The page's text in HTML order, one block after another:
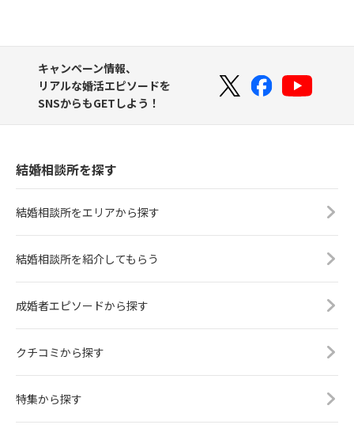
キャンペーン情報、
リアルな婚活エピソードを
SNSからもGETしよう！
結婚相談所を探す
結婚相談所をエリアから探す
結婚相談所を紹介してもらう
成婚者エピソードから探す
クチコミから探す
特集から探す